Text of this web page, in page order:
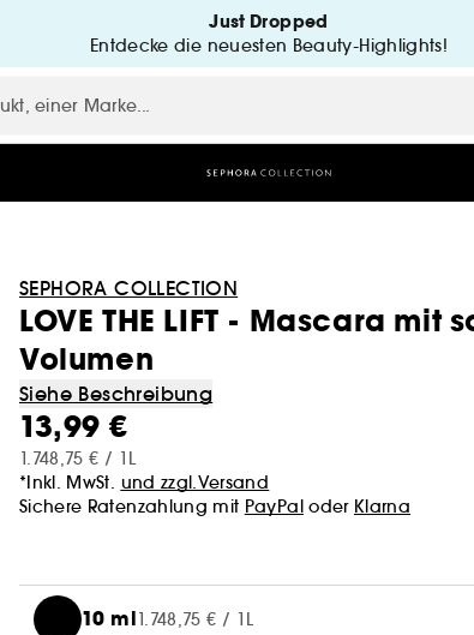
Just Dropped
Entdecke die neuesten Beauty-Highlights!
SEPHORA COLLECTION
LOVE THE LIFT - Mascara
Volumen
Siehe Beschreibung
13,99 €
1.748,75 € / 1L
*Inkl. MwSt. und zzgl.Versand
Sichere Ratenzahlung mit PayPaloder Klarna
10 ml1.748,75 € / 1L